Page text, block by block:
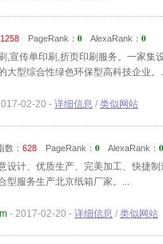
1258 PageRank： 0 AlexaRank： 0
,宣传单印刷,折页印刷服务。一家集
大型综合性绿色环保型高科技企业。
02-20 - 详细信息 / 类似网站
数： 628 PageRank： 0 AlexaRank： 0
设计、优质生产、完美加工、快捷
型服务生产北京纸箱厂家。
- 2017-02-20 - 详细信息 / 类似网站